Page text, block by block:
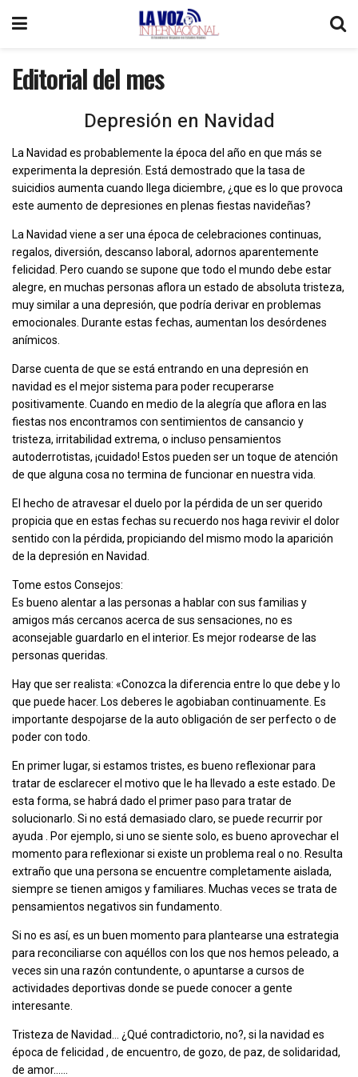
Editorial del mes
Depresión en Navidad
La Navidad es probablemente la época del año en que más se
experimenta la depresión. Está demostrado que la tasa de
suicidios aumenta cuando llega diciembre, ¿que es lo que provoca
este aumento de depresiones en plenas fiestas navideñas?
La Navidad viene a ser una época de celebraciones continuas,
regalos, diversión, descanso laboral, adornos aparentemente
felicidad. Pero cuando se supone que todo el mundo debe estar
alegre, en muchas personas aflora un estado de absoluta tristeza,
muy similar a una depresión, que podría derivar en problemas
emocionales. Durante estas fechas, aumentan los desórdenes
anímicos.
Darse cuenta de que se está entrando en una depresión en
navidad es el mejor sistema para poder recuperarse
positivamente. Cuando en medio de la alegría que aflora en las
fiestas nos encontramos con sentimientos de cansancio y
tristeza, irritabilidad extrema, o incluso pensamientos
autoderrotistas, ¡cuidado! Estos pueden ser un toque de atención
de que alguna cosa no termina de funcionar en nuestra vida.
El hecho de atravesar el duelo por la pérdida de un ser querido
propicia que en estas fechas su recuerdo nos haga revivir el dolor
sentido con la pérdida, propiciando del mismo modo la aparición
de la depresión en Navidad.
Tome estos Consejos:
Es bueno alentar a las personas a hablar con sus familias y
amigos más cercanos acerca de sus sensaciones, no es
aconsejable guardarlo en el interior. Es mejor rodearse de las
personas queridas.
Hay que ser realista: «Conozca la diferencia entre lo que debe y lo
que puede hacer. Los deberes le agobiaban continuamente. Es
importante despojarse de la auto obligación de ser perfecto o de
poder con todo.
En primer lugar, si estamos tristes, es bueno reflexionar para
tratar de esclarecer el motivo que le ha llevado a este estado. De
esta forma, se habrá dado el primer paso para tratar de
solucionarlo. Si no está demasiado claro, se puede recurrir por
ayuda . Por ejemplo, si uno se siente solo, es bueno aprovechar el
momento para reflexionar si existe un problema real o no. Resulta
extraño que una persona se encuentre completamente aislada,
siempre se tienen amigos y familiares. Muchas veces se trata de
pensamientos negativos sin fundamento.
Si no es así, es un buen momento para plantearse una estrategia
para reconciliarse con aquéllos con los que nos hemos peleado, a
veces sin una razón contundente, o apuntarse a cursos de
actividades deportivas donde se puede conocer a gente
interesante.
Tristeza de Navidad… ¿Qué contradictorio, no?, si la navidad es
época de felicidad , de encuentro, de gozo, de paz, de solidaridad,
de amor……